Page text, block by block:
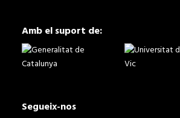
Amb el suport de:
Segueix-nos